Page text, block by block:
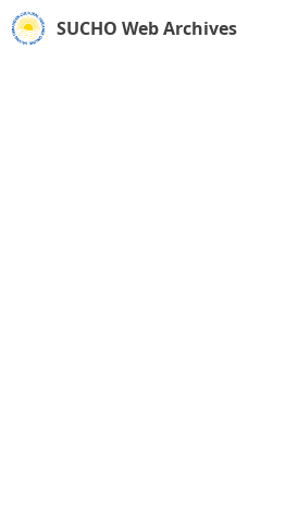
SUCHO Web Archives